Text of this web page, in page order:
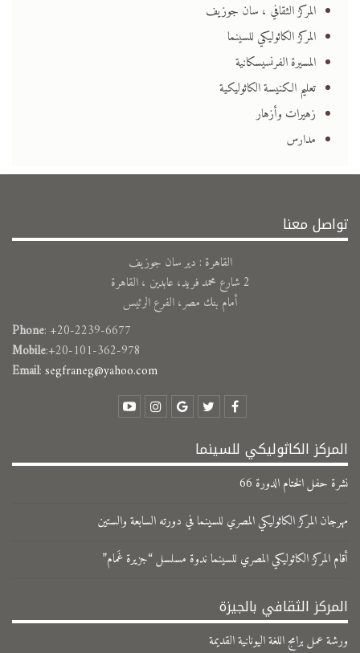
المركز الثقافي ، سان جوزيف
المركز الكاثوليكي للسينما
المسيرة الفرنسيسكانية
تعليم الكنيسة الكاثوليكية
زهيرات وأزهار
مدارس
تواصل معنا
القاهرة : دير سان جوزيف
2 شارع محمد فريد، عابدين ، القاهرة
أمام بنك مصر، الفرع الرئيس
Phone: +20-2239-6677
Mobile:+20-101-362-978
Email:segfraneg@yahoo.com
المركز الكاثوليكي للسينما
نشرة حفل الختام الدورة 66
مهرجان المركز الكاثوليكي المصري للسينما في دورته السابعة والستين
​أقام المركز الكاثوليكي المصري للسينما ندوة مسلسل “جزيرة غَمام”
المركز الثقافي بالجيزة
ورشة عمل برامج اللغة اليونانية القديمة